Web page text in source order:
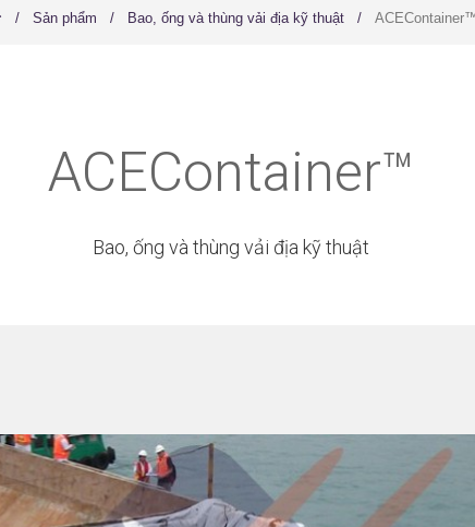
Sản phẩm Bao, ống và thùng vải địa kỹ thuật
ACEContainer™
Bao, ống và thùng vải địa kỹ thuật